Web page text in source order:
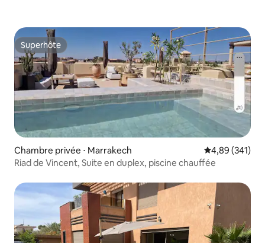
Superhôte
Superhôte
Chambre privée ⋅ Marrakech Évaluation
4,89 (341)
Riad de Vincent, Suite en duplex, piscine chauffée